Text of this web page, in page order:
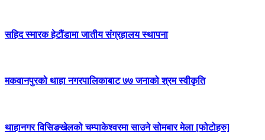
सहिद स्मारक हेटौंडामा जातीय संग्रहालय स्थापना
मकवानपुरको थाहा नगरपालिकाबाट ७७ जनाको श्रम स्वीकृति
थाहानगर विसिङखेलको चम्पाकेश्वरमा साउने सोमबार मेला [फोटोहरु]